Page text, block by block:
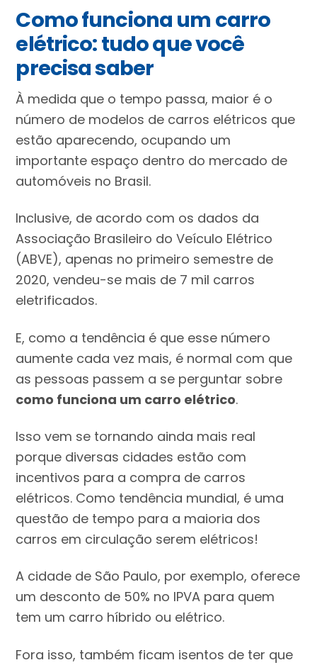
Como funciona um carro
elétrico: tudo que você
precisa saber
À medida que o tempo passa, maior é o
número de modelos de carros elétricos que
estão aparecendo, ocupando um
importante espaço dentro do mercado de
automóveis no Brasil.
Inclusive, de acordo com os dados da
Associação Brasileiro do Veículo Elétrico
(ABVE), apenas no primeiro semestre de
2020, vendeu-se mais de 7 mil carros
eletrificados.
E, como a tendência é que esse número
aumente cada vez mais, é normal com que
as pessoas passem a se perguntar sobre
como funciona um carro elétrico.
Isso vem se tornando ainda mais real
porque diversas cidades estão com
incentivos para a compra de carros
elétricos. Como tendência mundial, é uma
questão de tempo para a maioria dos
carros em circulação serem elétricos!
A cidade de São Paulo, por exemplo, oferece
um desconto de 50% no IPVA para quem
tem um carro híbrido ou elétrico.
Fora isso, também ficam isentos de ter que